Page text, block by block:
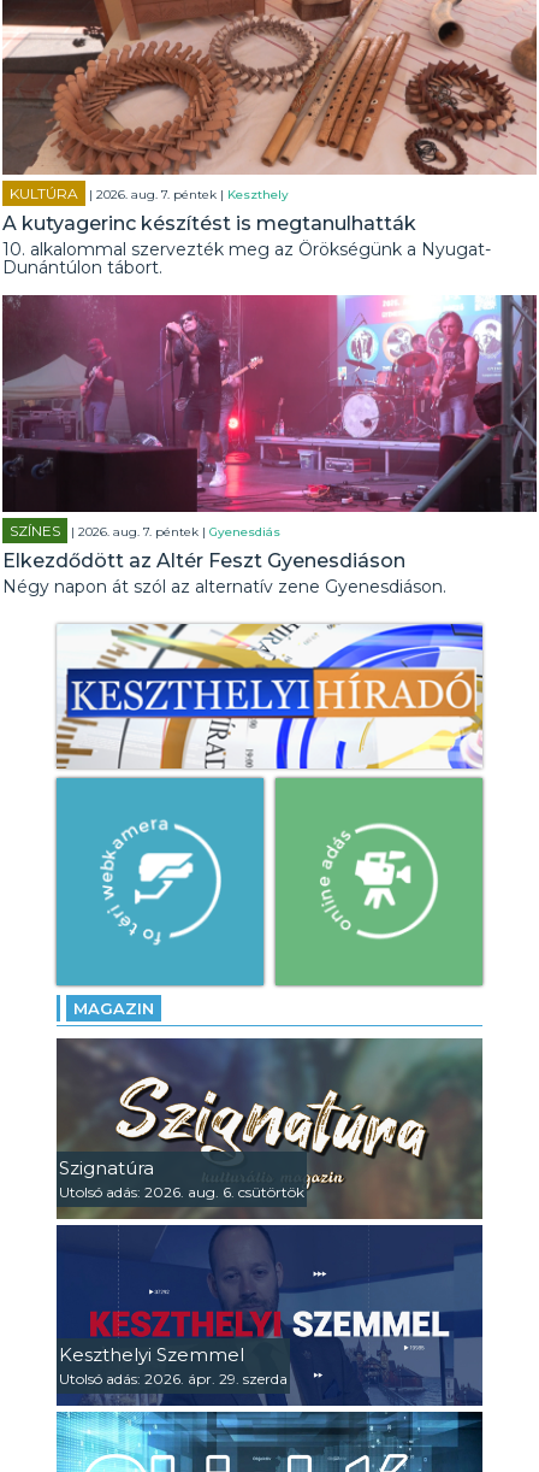
KULTÚRA | 2026. aug. 7. péntek | Keszthely
A kutyagerinc készítést is megtanulhatták
10. alkalommal szervezték meg az Örökségünk a Nyugat-
Dunántúlon tábort.
SZÍNES | 2026. aug. 7. péntek |Gyenesdiás
Elkezdődött az Altér Feszt Gyenesdiáson
Négy napon át szól az alternatív zene Gyenesdiáson.
MAGAZIN
Szignatúra
Utolsó adás: 2026. aug. 6. csütörtök
Keszthelyi Szemmel
Utolsó adás: 2026. ápr. 29. szerda